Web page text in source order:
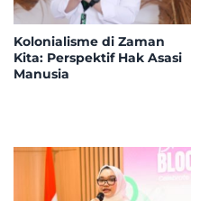
Kolonialisme di Zaman
Kita: Perspektif Hak Asasi
Manusia